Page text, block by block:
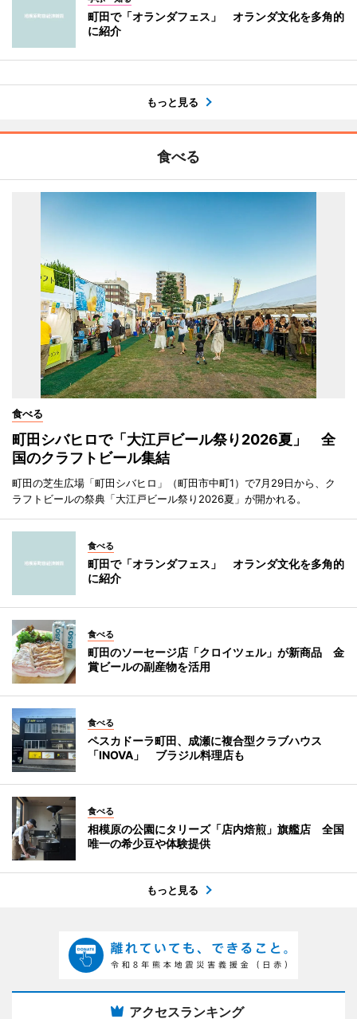
町田で「オランダフェス」 オランダ文化を多角的
に紹介
もっと見る
食べる
食べる
町田シバヒロで「大江戸ビール祭り2026夏」 全
国のクラフトビール集結
町田の芝生広場「町田シバヒロ」（町田市中町1）で7月29日から、ク
ラフトビールの祭典「大江戸ビール祭り2026夏」が開かれる。
食べる
町田で「オランダフェス」 オランダ文化を多角的
に紹介
食べる
町田のソーセージ店「クロイツェル」が新商品 金
賞ビールの副産物を活用
食べる
ペスカドーラ町田、成瀬に複合型クラブハウス
「INOVA」 ブラジル料理店も
食べる
相模原の公園にタリーズ「店内焙煎」旗艦店 全国
唯一の希少豆や体験提供
もっと見る
アクセスランキング